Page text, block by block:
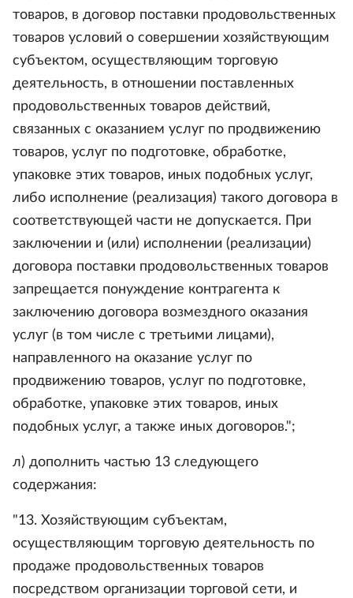
товаров, в договор поставки продовольственных
товаров условий о совершении хозяйствующим
субъектом, осуществляющим торговую
деятельность, в отношении поставленных
продовольственных товаров действий,
связанных с оказанием услуг по продвижению
товаров, услуг по подготовке, обработке,
упаковке этих товаров, иных подобных услуг,
либо исполнение (реализация) такого договора в
соответствующей части не допускается. При
заключении и (или) исполнении (реализации)
договора поставки продовольственных товаров
запрещается понуждение контрагента к
заключению договора возмездного оказания
услуг (в том числе с третьими лицами),
направленного на оказание услуг по
продвижению товаров, услуг по подготовке,
обработке, упаковке этих товаров, иных
подобных услуг, а также иных договоров.";
л) дополнить частью 13 следующего
содержания:
"13. Хозяйствующим субъектам,
осуществляющим торговую деятельность по
продаже продовольственных товаров
посредством организации торговой сети, и